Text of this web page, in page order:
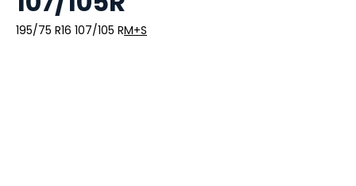
195/75 R16 107/105 RM+S